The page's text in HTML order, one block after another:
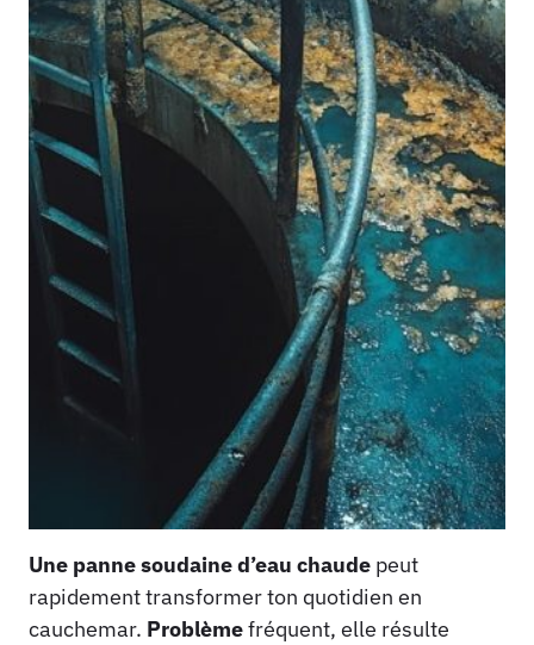
Une panne soudaine d’eau chaude peut
rapidement transformer ton quotidien en
cauchemar. Problèmefréquent, elle résulte